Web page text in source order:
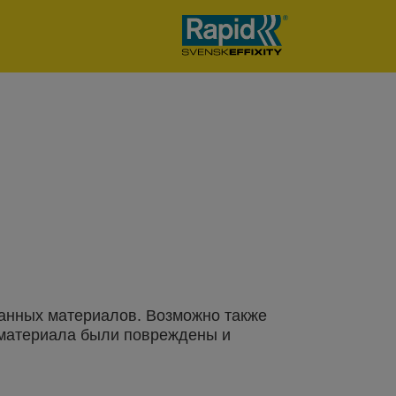
материалов. Возможно также
были повреждены и